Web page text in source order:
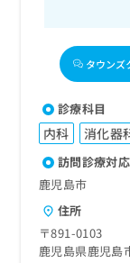
タウンズ
診療科目
内科 消化器
訪問診療対
鹿児島市
住所
〒891-0103
鹿児島県鹿児島